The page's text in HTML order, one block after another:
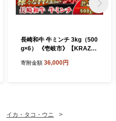
長崎和牛 牛ミンチ 3kg（500
g×6） 《壱岐市》【KRAZY
ンチ 牛ミンチ ひき肉 挽肉 挽
寄附金額 36,000円
イカ・タコ・ウニ